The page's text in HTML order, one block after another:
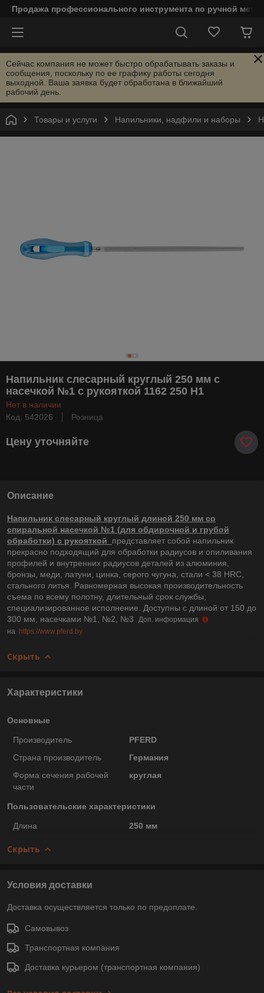
Продажа профессионального инструмента по ручной
Сейчас компания не может быстро обрабатывать заказы и
сообщения, поскольку по ее графику работы сегодня
выходной. Ваша заявка будет обработана в ближайший
рабочий день.
Товары и услуги Напильники, надфили и наборы
Напильник слесарный круглый 250 мм с
насечкой №1 с рукояткой 1162 250 Н1
Нет в наличии
Код: 542026
Розница
Цену уточняйте
Описание
Напильник слесарный круглый длиной 250 мм со
спиральной насечкой №1 (для обдирочной и грубой
обработки) с рукояткой представляет собой напильник
прекрасно подходящий для обработки радиусов и опиливания
профилей и внутренних радиусов деталей из алюминия,
бронзы, меди, латуни, цинка, серого чугуна, стали < 38 HRC,
стального литья. Равномерная высокая производительность
съема по всему полотну, длительный срок службы,
специализированное исполнение. Доступны с длиной от 150 до
300 мм, насечками №1, №2, №3
Доп. информация
на https://www.pferd.by
Скрыть
Характеристики
Основные
Производитель
PFERD
Страна производитель
Германия
Форма сечения рабочей
части
круглая
Пользовательские характеристики
Длина 250 мм
Скрыть
Условия доставки
Доставка осуществляется только по предоплате.
Самовывоз
Транспортная компания
Доставка курьером (транспортная компания)